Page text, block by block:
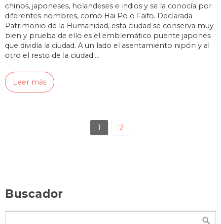
chinos, japoneses, holandeses e indios y se la conocía por
diferentes nombres, como Hai Po o Faifo. Declarada
Patrimonio de la Humanidad, esta ciudad se conserva muy
bien y prueba de ello es el emblemático puente japonés
que dividía la ciudad. A un lado el asentamiento nipón y al
otro el resto de la ciudad.…
Leer más
1 2
Buscador